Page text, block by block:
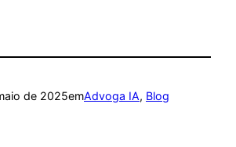
de 2025emAdvoga IA, Blog